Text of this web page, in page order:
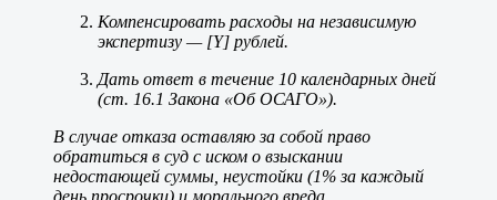
Компенсировать расходы на независимую
экспертизу — [Y] рублей.
Дать ответ в течение 10 календарных дней
(ст. 16.1 Закона «Об ОСАГО»).
В случае отказа оставляю за собой право
обратиться в суд с иском о взыскании
недостающей суммы, неустойки (1% за каждый